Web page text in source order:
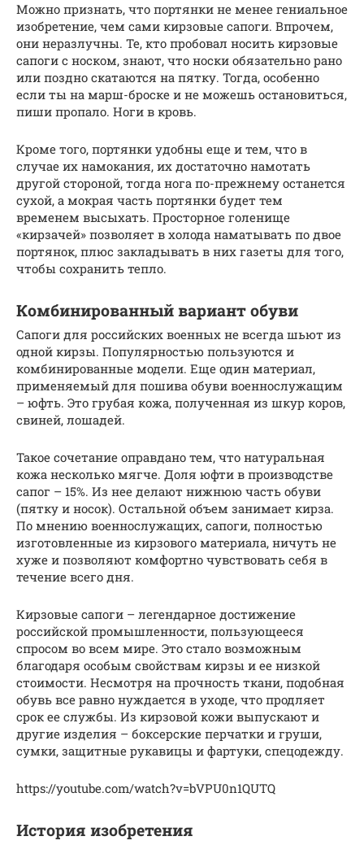
Можно признать, что портянки не менее гениальное
изобретение, чем сами кирзовые сапоги. Впрочем,
они неразлучны. Те, кто пробовал носить кирзовые
сапоги с носком, знают, что носки обязательно рано
или поздно скатаются на пятку. Тогда, особенно
если ты на марш-броске и не можешь остановиться,
пиши пропало. Ноги в кровь.
Кроме того, портянки удобны еще и тем, что в
случае их намокания, их достаточно намотать
другой стороной, тогда нога по-прежнему останется
сухой, а мокрая часть портянки будет тем
временем высыхать. Просторное голенище
«кирзачей» позволяет в холода наматывать по двое
портянок, плюс закладывать в них газеты для того,
чтобы сохранить тепло.
Комбинированный вариант обуви
Сапоги для российских военных не всегда шьют из
одной кирзы. Популярностью пользуются и
комбинированные модели. Еще один материал,
применяемый для пошива обуви военнослужащим
– юфть. Это грубая кожа, полученная из шкур коров,
свиней, лошадей.
Такое сочетание оправдано тем, что натуральная
кожа несколько мягче. Доля юфти в производстве
сапог – 15%. Из нее делают нижнюю часть обуви
(пятку и носок). Остальной объем занимает кирза.
По мнению военнослужащих, сапоги, полностью
изготовленные из кирзового материала, ничуть не
хуже и позволяют комфортно чувствовать себя в
течение всего дня.
Кирзовые сапоги – легендарное достижение
российской промышленности, пользующееся
спросом во всем мире. Это стало возможным
благодаря особым свойствам кирзы и ее низкой
стоимости. Несмотря на прочность ткани, подобная
обувь все равно нуждается в уходе, что продляет
срок ее службы. Из кирзовой кожи выпускают и
другие изделия – боксерские перчатки и груши,
сумки, защитные рукавицы и фартуки, спецодежду.
https://youtube.com/watch?v=bVPU0n1QUTQ
История изобретения